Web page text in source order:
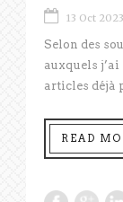
13 Oct 2023
Selon des
auxquels
articles déjà
READ